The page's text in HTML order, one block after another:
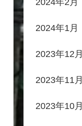
2024年1月
2023年12月
2023年11月
2023年10月